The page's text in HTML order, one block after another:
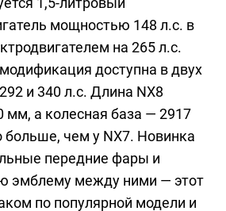
мощностью 148 л.с. в
на 265 л.с.
доступна в двух
и 340 л.с. Длина NX8
мм, а колесная база — 2917
больше, чем у NX7. Новинка
передние фары и
эмблему между ними — этот
по популярной модели и